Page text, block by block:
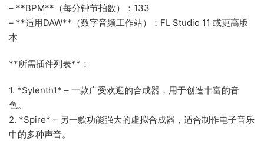
– **BPM**（每分钟节拍数）：133
– **适用DAW**（数字音频工作站）：FL Studio 11 或更高版
本
**所需插件列表**：
1. *Sylenth1* – 一款广受欢迎的合成器，用于创造丰富的音
色。
2. *Spire* – 另一款功能强大的虚拟合成器，适合制作电子音乐
中的多种声音。